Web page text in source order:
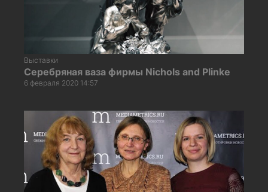
Выставки
Серебряная ваза фирмы Nichols and Plinke
6 февраля 2020 14:57